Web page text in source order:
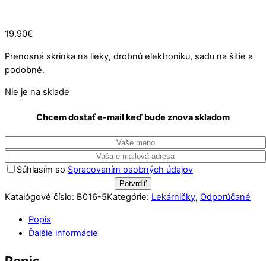
19.90€
Prenosná skrinka na lieky, drobnú elektroniku, sadu na šitie a
podobné.
Nie je na sklade
Chcem dostať e-mail keď bude znova skladom
Súhlasím so Spracovaním osobných údajov
Katalógové číslo: B016-5Kategórie: Lekárničky, Odporúčané
Popis
Ďalšie informácie